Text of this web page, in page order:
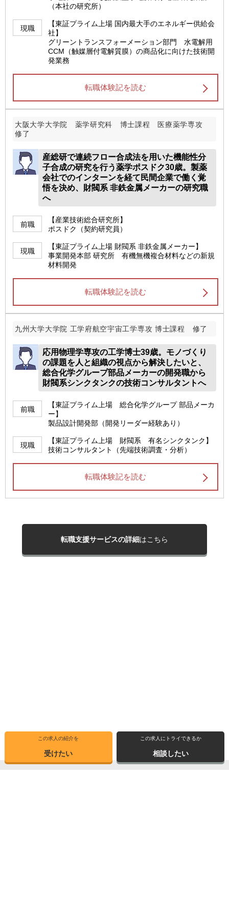
この求人の紹介を
受けたい
この求人にトライできるか
相談したい
（本社の研究所）
現職
【東証プライム上場 国内最大手のエネルギー供給会
社】
グリーントランスフォーメーション部門 水電解用
CCM（触媒層付電解質膜）の商品化に向けた技術開
発業務
転職体験記を読む
大阪大学大学院 薬学研究科 博士課程 医療薬学専攻
修了
産総研で連続フロー合成法を用いた機能性分
子合成の研究を行う薬学ポスドク30歳。製薬
会社でのインターンを経て民間企業で働く覚
悟を決め、財閥系 非鉄金属メーカーの研究職
へ
前職
【産業技術総合研究所】
ポスドク（契約研究員）
現職
【東証プライム上場 財閥系 非鉄金属メーカー】
事業開発本部 研究所 有機無機複合材料などの新規
材料開発
転職体験記を読む
九州大学大学院 工学府航空宇宙工学専攻 博士課程 修了
応用物理学専攻の工学博士39歳。モノづくり
の課題を人と組織の視点から解決したいと、
総合化学グループ部品メーカーの開発職から
財閥系シンクタンクの技術コンサルタントへ
前職
【東証プライム上場 総合化学グループ 部品メーカ
ー】
製品設計開発部（開発リーダー経験あり）
現職
【東証プライム上場 財閥系 有名シンクタンク】
技術コンサルタント（先端技術調査・分析）
転職体験記を読む
転職支援サービスの詳細はこちら